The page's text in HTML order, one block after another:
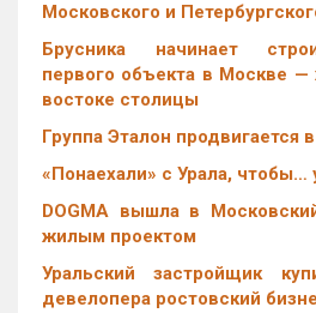
Московского и
Брусника начинает
первого объекта в Москве —
востоке столицы
Группа Эталон продвигается
«Понаехали» с Урала, чтобы…
DOGMA вышла в
жилым проектом
Уральский застройщик
девелопера ростовский